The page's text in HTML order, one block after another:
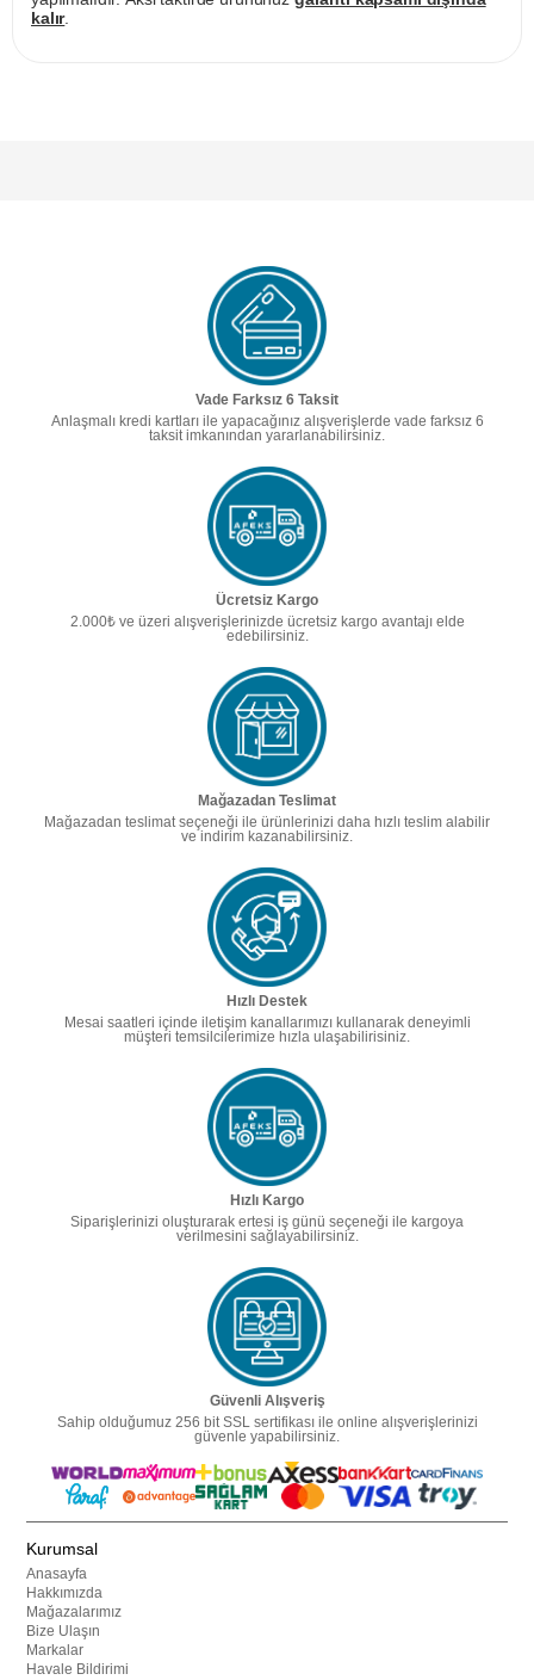
kalır.
Vade Farksız 6 Taksit
Anlaşmalı kredi kartları ile yapacağınız alışverişlerde vade farksız 6
taksit imkanından yararlanabilirsiniz.
Ücretsiz Kargo
2.000₺ ve üzeri alışverişlerinizde ücretsiz kargo avantajı elde
edebilirsiniz.
Mağazadan Teslimat
Mağazadan teslimat seçeneği ile ürünlerinizi daha hızlı teslim alabilir
ve indirim kazanabilirsiniz.
Hızlı Destek
Mesai saatleri içinde iletişim kanallarımızı kullanarak deneyimli
müşteri temsilcilerimize hızla ulaşabilirisiniz.
Hızlı Kargo
Siparişlerinizi oluşturarak ertesi iş günü seçeneği ile kargoya
verilmesini sağlayabilirsiniz.
Güvenli Alışveriş
Sahip olduğumuz 256 bit SSL sertifikası ile online alışverişlerinizi
güvenle yapabilirsiniz.
Kurumsal
Anasayfa
Hakkımızda
Mağazalarımız
Bize Ulaşın
Markalar
Havale Bildirimi